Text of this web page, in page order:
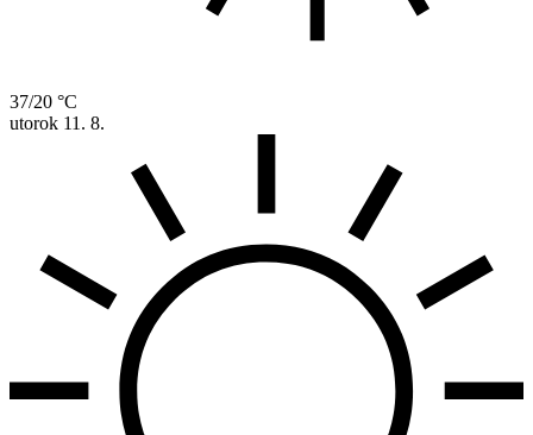
37/20 °C
utorok 11. 8.